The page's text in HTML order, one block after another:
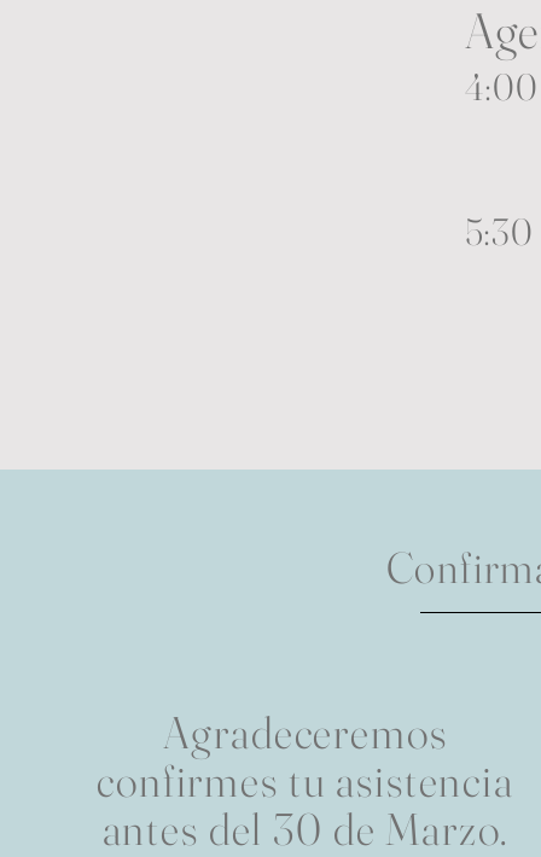
4:00
5:30
Agradeceremos
confirmes tu asistencia
antes del 30 de Marzo.